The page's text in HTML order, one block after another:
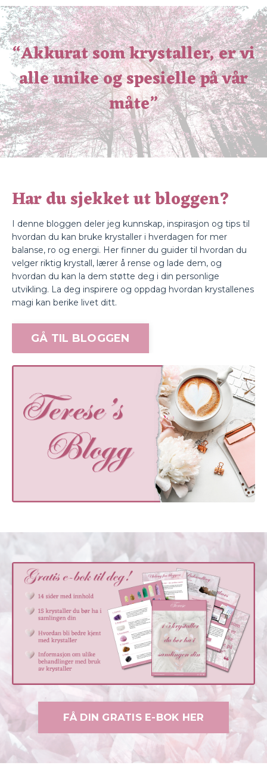
“Akkurat som krystaller, er vi
alle unike og spesielle på vår
måte”
Har du sjekket ut bloggen?
I denne bloggen deler jeg kunnskap, inspirasjon og tips til
hvordan du kan bruke krystaller i hverdagen for mer
balanse, ro og energi. Her finner du guider til hvordan du
velger riktig krystall, lærer å rense og lade dem, og
hvordan du kan la dem støtte deg i din personlige
utvikling. La deg inspirere og oppdag hvordan krystallenes
magi kan berike livet ditt.
GÅ TIL BLOGGEN
FÅ DIN GRATIS E-BOK HER